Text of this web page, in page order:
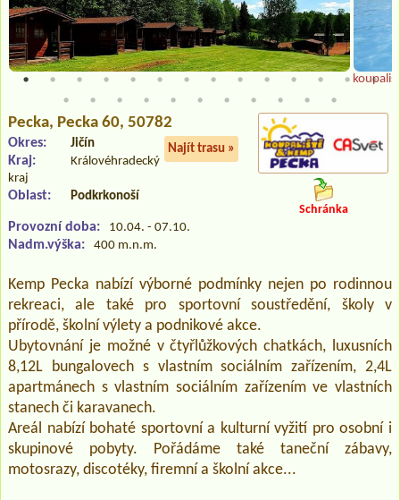
Pecka, Pecka 60, 50782
Najít trasu »
Okres: Jičín
Kraj:
Královéhradecký
kraj
Oblast: Podkrkonoší
Provozní doba: 10.04. - 07.10.
Nadm.výška: 400 m.n.m.
Schránka
Kemp Pecka nabízí výborné podmínky nejen po rodinnou
rekreaci, ale také pro sportovní soustředění, školy v
přírodě, školní výlety a podnikové akce.
Ubytovnání je možné v čtyřlůžkových chatkách, luxusních
8,12L bungalovech s vlastním sociálním zařízením, 2,4L
apartmánech s vlastním sociálním zařízením ve vlastních
stanech či karavanech.
Areál nabízí bohaté sportovní a kulturní vyžití pro osobní i
skupinové pobyty. Pořádáme také taneční zábavy,
motosrazy, discotéky, firemní a školní akce...